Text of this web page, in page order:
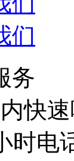
们
务
快
时电